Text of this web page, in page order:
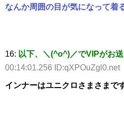
なんか周囲の目が気になって着
16: 以下、＼(^o^)／でVIPがお
00:14:01.256 ID:qXPOuZgl0.net
インナーはユニクロさまさまで